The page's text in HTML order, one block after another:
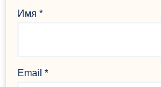
Имя*
Email*